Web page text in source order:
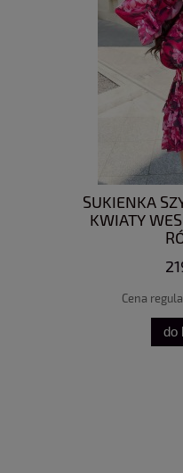
SUKIENKA
KWIATY
Cena
do